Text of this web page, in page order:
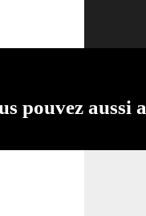
pouvez aussi